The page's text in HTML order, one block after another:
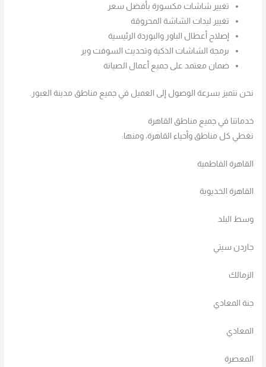
تغيير شاشات مكسورة بأفضل سعر
تغيير ليدات الشاشة المحروقة
إصلاح أعطال الباور والبوردة الرئيسية
برمجة الشاشات الذكية وتحديث السوفت وير
ضمان معتمد على جميع أعمال الصيانة
نحن نتميز بسرعة الوصول إلى العميل في جميع مناطق مدينة العبور.
خدماتنا في جميع مناطق القاهرة
نغطي كل مناطق وأحياء القاهرة، ومنها:
القاهرة الفاطمية
القاهرة الخديوية
وسط البلد
جاردن سيتي
الزمالك
جنة المعادي
المعادي
المعصرة